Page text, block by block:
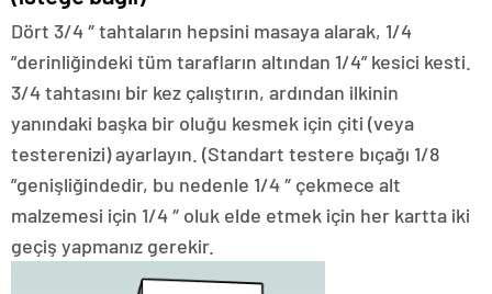
Dört 3/4 ″ tahtaların hepsini masaya alarak, 1/4
”derinliğindeki tüm tarafların altından 1/4” kesici kesti.
3/4 tahtasını bir kez çalıştırın, ardından ilkinin
yanındaki başka bir oluğu kesmek için çiti (veya
testerenizi) ayarlayın. (Standart testere bıçağı 1/8
”genişliğindedir, bu nedenle 1/4 ″ çekmece alt
malzemesi için 1/4 ″ oluk elde etmek için her kartta iki
geçiş yapmanız gerekir.